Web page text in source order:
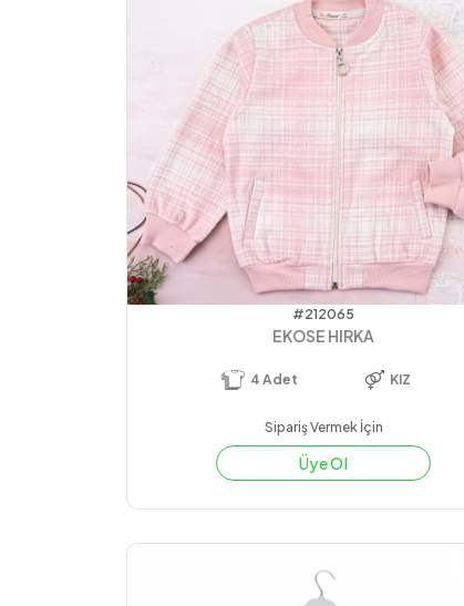
#212065
EKOSE HIRKA
4 Adet KIZ
Sipariş Vermek İçin
Üye Ol